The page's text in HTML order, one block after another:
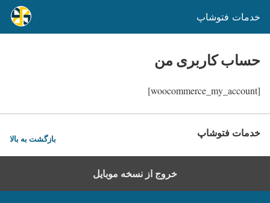
خدمات فتوشاپ
حساب کاربری من
[woocommerce_my_account]
خدمات فتوشاپ بازگشت به بالا
خروج از نسخه موبایل